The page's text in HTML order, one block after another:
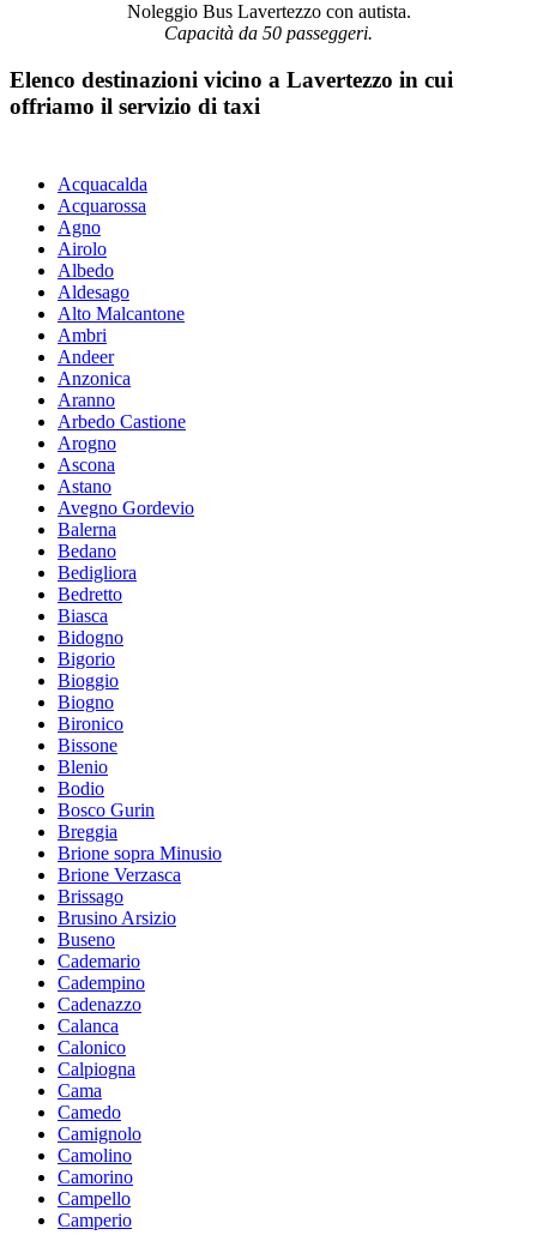
Noleggio Bus Lavertezzo con autista.
Capacità da 50 passeggeri.
Elenco destinazioni vicino a Lavertezzo in cui
offriamo il servizio di taxi
Acquacalda
Acquarossa
Agno
Airolo
Albedo
Aldesago
Alto Malcantone
Ambri
Andeer
Anzonica
Aranno
Arbedo Castione
Arogno
Ascona
Astano
Avegno Gordevio
Balerna
Bedano
Bedigliora
Bedretto
Biasca
Bidogno
Bigorio
Bioggio
Biogno
Bironico
Bissone
Blenio
Bodio
Bosco Gurin
Breggia
Brione sopra Minusio
Brione Verzasca
Brissago
Brusino Arsizio
Buseno
Cademario
Cadempino
Cadenazzo
Calanca
Calonico
Calpiogna
Cama
Camedo
Camignolo
Camolino
Camorino
Campello
Camperio